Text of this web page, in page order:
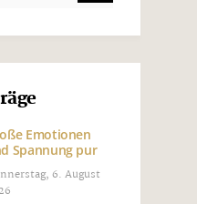
Emotionen
Spannung pur
6. August